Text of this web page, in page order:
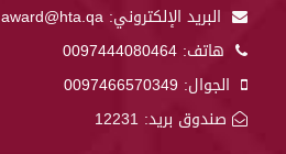
البريد الإلكتروني: award@hta.qa
هاتف: 0097444080464
الجوال: 0097466570349
صندوق بريد: 12231